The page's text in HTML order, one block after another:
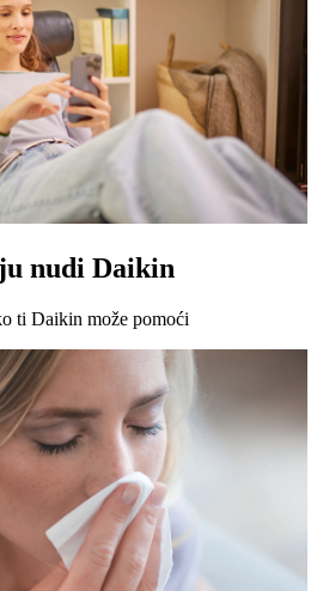
nudi Daikin
ti Daikin može pomoći